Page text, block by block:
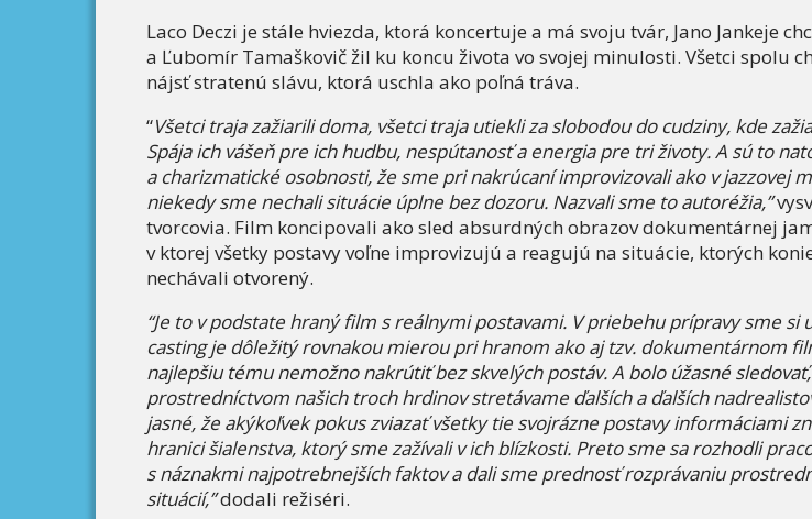
Laco Deczi je stále hviezda, ktorá koncertuje a má svoju tvár, Jano Jankeje
a Ľubomír Tamaškovič žil ku koncu života vo svojej minulosti. Všetci spolu
nájsť stratenú slávu, ktorá uschla ako poľná tráva.
“Všetci traja zažiarili doma, všetci traja utiekli za slobodou do cudziny, kde
Spája ich vášeň pre ich hudbu, nespútanosť a energia pre tri životy. A sú to
a charizmatické osobnosti, že sme pri nakrúcaní improvizovali ako v jazzovej
niekedy sme nechali situácie úplne bez dozoru. Nazvali sme to autoréžia,”
tvorcovia. Film koncipovali ako sled absurdných obrazov dokumentárnej
v ktorej všetky postavy voľne improvizujú a reagujú na situácie, ktorých
nechávali otvorený.
“Je to v podstate hraný film s reálnymi postavami. V priebehu prípravy sme si
casting je dôležitý rovnakou mierou pri hranom ako aj tzv. dokumentárnom
najlepšiu tému nemožno nakrútiť bez skvelých postáv. A bolo úžasné
prostredníctvom našich troch hrdinov stretávame ďalších a ďalších
jasné, že akýkoľvek pokus zviazať všetky tie svojrázne postavy informáciami
hranici šialenstva, ktorý sme zažívali v ich blízkosti. Preto sme sa rozhodli
s náznakmi najpotrebnejších faktov a dali sme prednosť rozprávaniu
situácií,”dodali režiséri.